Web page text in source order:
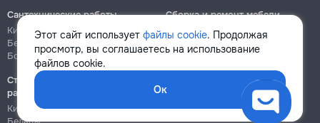
Этот сайт использует файлы cookie. Продолжая
просмотр, вы соглашаетесь на использование
файлов cookie.
Ок
Сантехнические работы
Кишинёв
Бельцы
Ботаника
Сборка и ремонт мебели
Кишинёв
Ботаника
Строительно-монтажные
работы
Кишинёв